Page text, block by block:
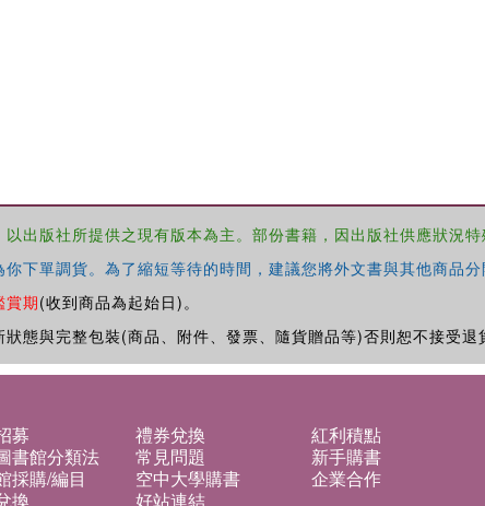
出版社所提供之現有版本為主。部份書籍，因出版社供應狀況特
下單調貨。為了縮短等待的時間，建議您將外文書與其他商品
賞期(收到商品為起始日)。
態與完整包裝(商品、附件、發票、隨貨贈品等)否則恕不接受退
募 禮券兌換
紅利積點
書館分類法 常見問題
新手購書
採購/編目 空中大學購書
企業合作
換 好站連結